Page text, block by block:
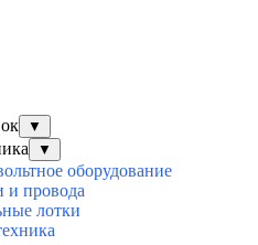
▼
▼
оборудование
и провода
лотки